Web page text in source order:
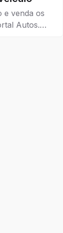
e venda os
Autos.